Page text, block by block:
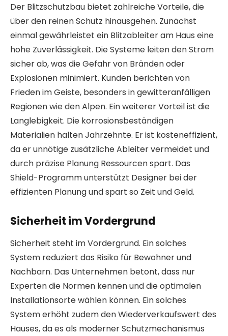
Der Blitzschutzbau bietet zahlreiche Vorteile, die
über den reinen Schutz hinausgehen. Zunächst
einmal gewährleistet ein Blitzableiter am Haus eine
hohe Zuverlässigkeit. Die Systeme leiten den Strom
sicher ab, was die Gefahr von Bränden oder
Explosionen minimiert. Kunden berichten von
Frieden im Geiste, besonders in gewitteranfälligen
Regionen wie den Alpen. Ein weiterer Vorteil ist die
Langlebigkeit. Die korrosionsbeständigen
Materialien halten Jahrzehnte. Er ist kosteneffizient,
da er unnötige zusätzliche Ableiter vermeidet und
durch präzise Planung Ressourcen spart. Das
Shield-Programm unterstützt Designer bei der
effizienten Planung und spart so Zeit und Geld.
Sicherheit im Vordergrund
Sicherheit steht im Vordergrund. Ein solches
System reduziert das Risiko für Bewohner und
Nachbarn. Das Unternehmen betont, dass nur
Experten die Normen kennen und die optimalen
Installationsorte wählen können. Ein solches
System erhöht zudem den Wiederverkaufswert des
Hauses, da es als moderner Schutzmechanismus